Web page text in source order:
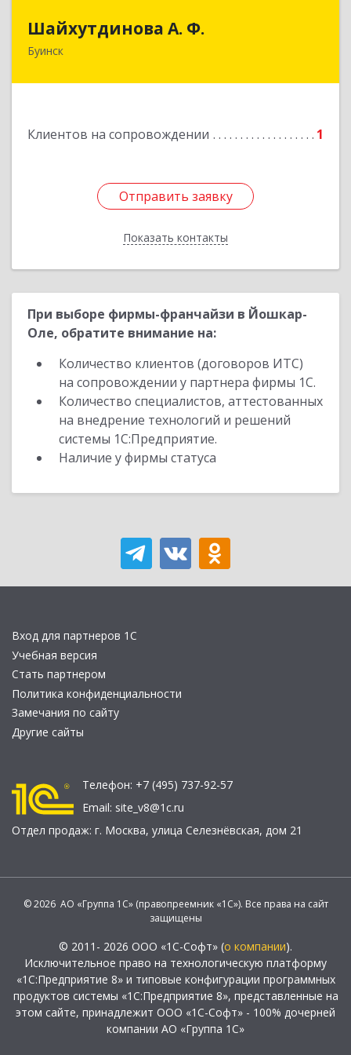
Шайхутдинова А. Ф.
Буинск
Клиентов на сопровождении 1
Отправить заявку
Показать контакты
Отправить заявку
Назад
При выборе фирмы-франчайзи в Йошкар-
Оле, обратите внимание на:
Количество клиентов (договоров ИТС)
на сопровождении у партнера фирмы 1С.
Количество специалистов, аттестованных
на внедрение технологий и решений
системы 1С:Предприятие.
Наличие у фирмы статуса
Вход для партнеров 1С
Учебная версия
Стать партнером
Политика конфиденциальности
Замечания по сайту
Другие сайты
Телефон: +7 (495) 737-92-57
Email: site_v8@1c.ru
Отдел продаж: г. Москва, улица Селезнёвская, дом 21
© 2026 АО «Группа 1С» (правопреемник «1С»). Все права на сайт
защищены
© 2011- 2026 ООО «1С-Софт» (о компании).
Исключительное право на технологическую платформу
«1С:Предприятие 8» и типовые конфигурации программных
продуктов системы «1С:Предприятие 8», представленные на
этом сайте, принадлежит ООО «1С-Софт» - 100% дочерней
компании АО «Группа 1С»